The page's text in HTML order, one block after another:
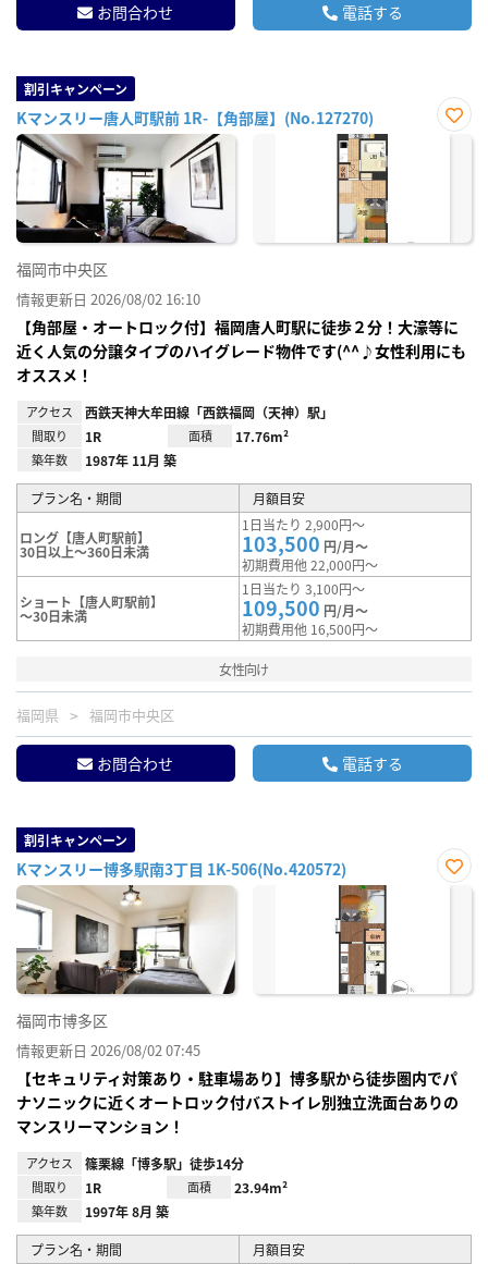
お問合わせ 電話する
割引キャンペーン
Kマンスリー唐人町駅前 1R-【角部屋】(No.127270)
お気
福岡市中央区
情報更新日 2026/08/02 16:10
【角部屋・オートロック付】福岡唐人町駅に徒歩２分！大濠等に
近く人気の分譲タイプのハイグレード物件です(^^♪女性利用にも
オススメ！
アクセス 西鉄天神大牟田線「西鉄福岡（天神）駅」
間取り 1R 面積 17.76m²
築年数 1987年 11月 築
プラン名・期間 月額目安
ロング【唐人町駅前】
30日以上～360日未満
1日当たり 2,900円～
103,500 円/月～
初期費用他 22,000円～
ショート【唐人町駅前】
～30日未満
1日当たり 3,100円～
109,500 円/月～
初期費用他 16,500円～
女性向け
福岡県 福岡市中央区
お問合わせ 電話する
割引キャンペーン
Kマンスリー博多駅南3丁目 1K-506(No.420572)
お気
福岡市博多区
情報更新日 2026/08/02 07:45
【セキュリティ対策あり・駐車場あり】博多駅から徒歩圏内でパ
ナソニックに近くオートロック付バストイレ別独立洗面台ありの
マンスリーマンション！
アクセス 篠栗線「博多駅」徒歩14分
間取り 1R 面積 23.94m²
築年数 1997年 8月 築
プラン名・期間 月額目安